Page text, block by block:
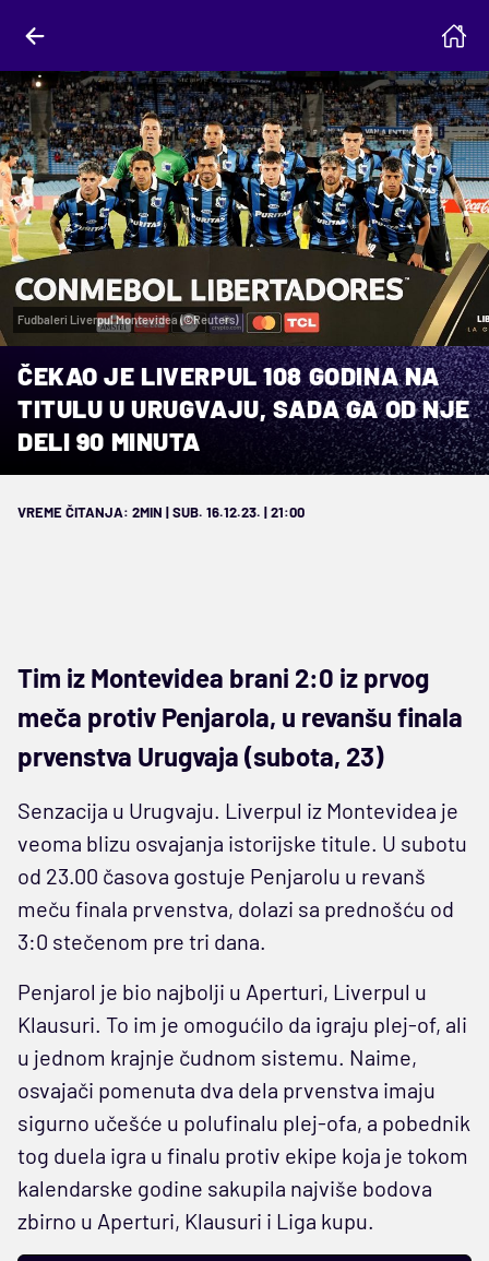
Fudbaleri Liverpul Montevidea (©Reuters)
ČEKAO JE LIVERPUL 108 GODINA NA
TITULU U URUGVAJU, SADA GA OD NJE
DELI 90 MINUTA
VREME ČITANJA: 2MIN | SUB. 16.12.23. | 21:00
Tim iz Montevidea brani 2:0 iz prvog
meča protiv Penjarola, u revanšu finala
prvenstva Urugvaja (subota, 23)
Senzacija u Urugvaju. Liverpul iz Montevidea je
veoma blizu osvajanja istorijske titule. U subotu
od 23.00 časova gostuje Penjarolu u revanš
meču finala prvenstva, dolazi sa prednošću od
3:0 stečenom pre tri dana.
Penjarol je bio najbolji u Aperturi, Liverpul u
Klausuri. To im je omogućilo da igraju plej-of, ali
u jednom krajnje čudnom sistemu. Naime,
osvajači pomenuta dva dela prvenstva imaju
sigurno učešće u polufinalu plej-ofa, a pobednik
tog duela igra u finalu protiv ekipe koja je tokom
kalendarske godine sakupila najviše bodova
zbirno u Aperturi, Klausuri i Liga kupu.